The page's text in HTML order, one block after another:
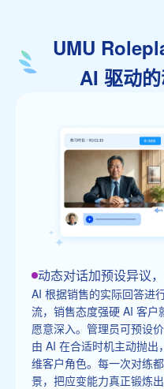
UMU
AI 驱动
动态对话加预设异议
AI 根据销售的实际回答进
流，销售态度强硬 AI 客
愿意深入。管理员可预设
由 AI 在合适时机主动抛
维客户角色。每一次对练
景，把应变能力真正锻炼出